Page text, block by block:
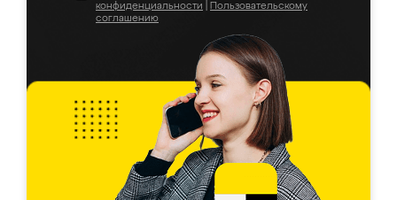
конфиденциальности
Пользовательскому
соглашению